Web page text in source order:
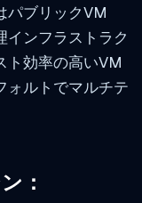
パブリックVM
インフラストラク
ト効率の高いVM
ォルトでマルチテ
：